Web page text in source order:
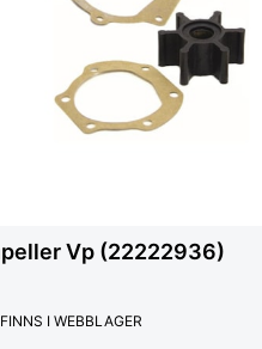
Vp (22222936)
FINNS I WEBBLAGER